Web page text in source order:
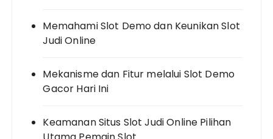
Memahami Slot Demo dan Keunikan Slot
Judi Online
Mekanisme dan Fitur melalui Slot Demo
Gacor Hari Ini
Keamanan Situs Slot Judi Online Pilihan